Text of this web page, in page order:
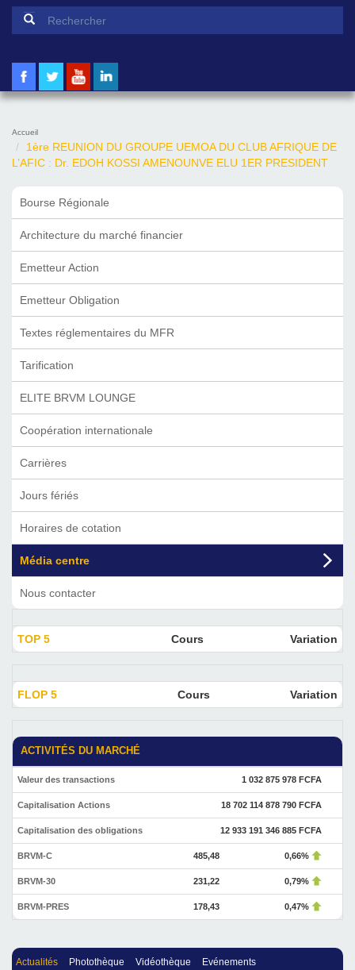
Formulaire de recherche
Accueil
1ère REUNION DU GROUPE UEMOA DU CLUB AFRIQUE DE
L’AFIC : Dr. EDOH KOSSI AMENOUNVE ELU 1ER PRESIDENT
Bourse Régionale
Architecture du marché financier
Emetteur Action
Emetteur Obligation
Textes réglementaires du MFR
Tarification
ELITE BRVM LOUNGE
Coopération internationale
Carrières
Jours fériés
Horaires de cotation
Média centre
Nous contacter
TOP 5 Cours Variation
FLOP 5 Cours Variation
ACTIVITÉS DU MARCHÉ
Valeur des transactions 1 032 875 978 FCFA
Capitalisation Actions 18 702 114 878 790 FCFA
Capitalisation des obligations 12 933 191 346 885 FCFA
BRVM-C 485,48 0,66%
BRVM-30 231,22 0,79%
BRVM-PRES 178,43 0,47%
Actualités Photothèque Vidéothèque Evénements